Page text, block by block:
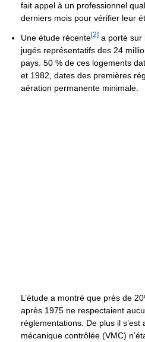
fait appel à un professionnel
derniers mois pour vérifier leur
Une étude récente[2] a porté sur
jugés représentatifs des 24
pays. 50 % de ces logements
et 1982, dates des premières
aération permanente minimale.
L’étude a montré que près de
après 1975 ne respectaient
réglementations. De plus il
mécanique contrôlée (VMC)